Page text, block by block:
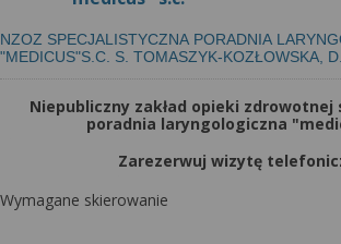
NZOZ SPECJALISTYCZNA PORADNIA
"MEDICUS"S.C. S. TOMASZYK-KOZŁOWSKA,
Niepubliczny zakład opieki
poradnia laryngologiczna
Zarezerwuj wizytę
Wymagane skierowanie